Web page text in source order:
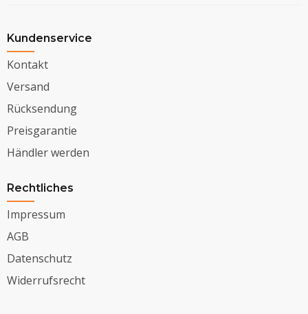
Kundenservice
Kontakt
Versand
Rücksendung
Preisgarantie
Händler werden
Rechtliches
Impressum
AGB
Datenschutz
Widerrufsrecht